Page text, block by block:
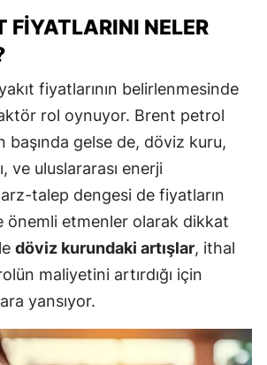
FIYATLARINI NELER
fiyatlarının belirlenmesinde
rol oynuyor. Brent petrol
başında gelse de, döviz kuru,
ve uluslararası enerji
talep dengesi de fiyatların
önemli etmenler olarak dikkat
döviz kurundaki artışlar, ithal
maliyetini artırdığı için
yansıyor.